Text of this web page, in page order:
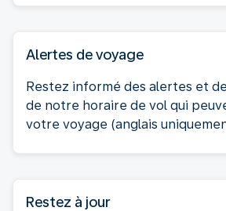
Alertes de voyage
Restez informé des alertes et
de notre horaire de vol qui
votre voyage (anglais
Restez à jour